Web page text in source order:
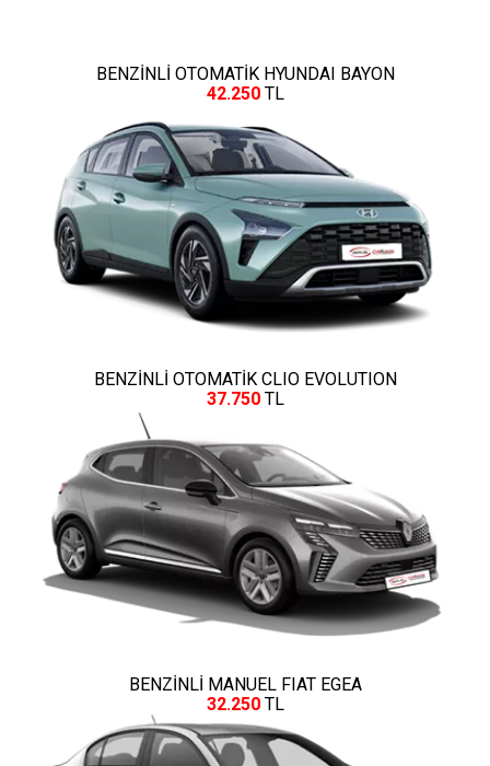
BENZİNLİ OTOMATİK HYUNDAI BAYON
42.250TL
BENZİNLİ OTOMATİK CLIO EVOLUTION
37.750TL
BENZİNLİ MANUEL FIAT EGEA
32.250TL